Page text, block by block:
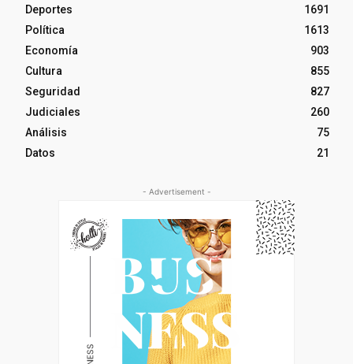
Deportes
1691
Política
1613
Economía
903
Cultura
855
Seguridad
827
Judiciales
260
Análisis
75
Datos
21
- Advertisement -